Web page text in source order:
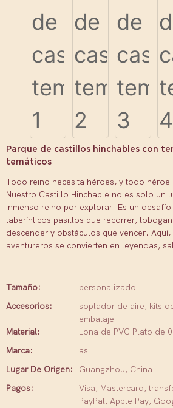
Parque de castillos hinchables con
temáticos
Todo reino necesita héroes, y todo héroe
Nuestro Castillo Hinchable no es solo un
inmenso reino por explorar. Es un
laberínticos pasillos que recorrer,
descender y obstáculos que vencer.
aventureros se convierten en leyendas,
Tamaño:
personalizado
Accesorios:
soplador de aire, kits
embalaje
Material:
Lona de PVC Plato de
Marca:
as
Lugar De Origen:
Guangzhou, China
Pagos:
Visa, Mastercard,
PayPal, Apple Pay,